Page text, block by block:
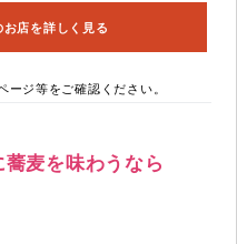
お店を詳しく見る
ージ等をご確認ください。
麦を味わうなら